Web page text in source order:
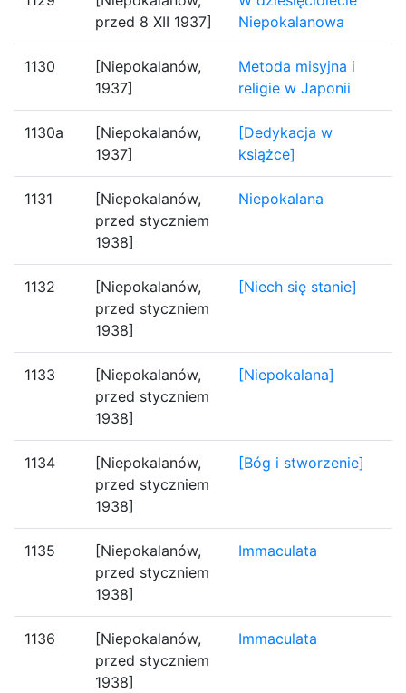
przed 8 XII 1937]
Niepokalanowa
1130
[Niepokalanów,
1937]
Metoda misyjna i
religie w Japonii
1130a
[Niepokalanów,
1937]
[Dedykacja w
książce]
1131
[Niepokalanów,
przed styczniem
1938]
Niepokalana
1132
[Niepokalanów,
przed styczniem
1938]
[Niech się stanie]
1133
[Niepokalanów,
przed styczniem
1938]
[Niepokalana]
1134
[Niepokalanów,
przed styczniem
1938]
[Bóg i stworzenie]
1135
[Niepokalanów,
przed styczniem
1938]
Immaculata
1136
[Niepokalanów,
przed styczniem
1938]
Immaculata